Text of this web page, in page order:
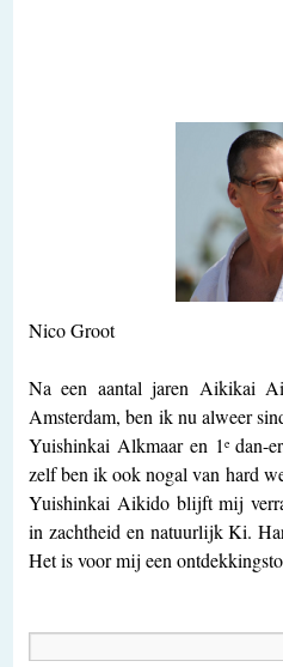
Nico Groot
Na een aantal jaren Aikikai
Amsterdam, ben ik nu alweer
Yuishinkai Alkmaar en 1 e dan-
zelf ben ik ook nogal van hard
Yuishinkai Aikido blijft mij
in zachtheid en natuurlijk Ki.
Het is voor mij een